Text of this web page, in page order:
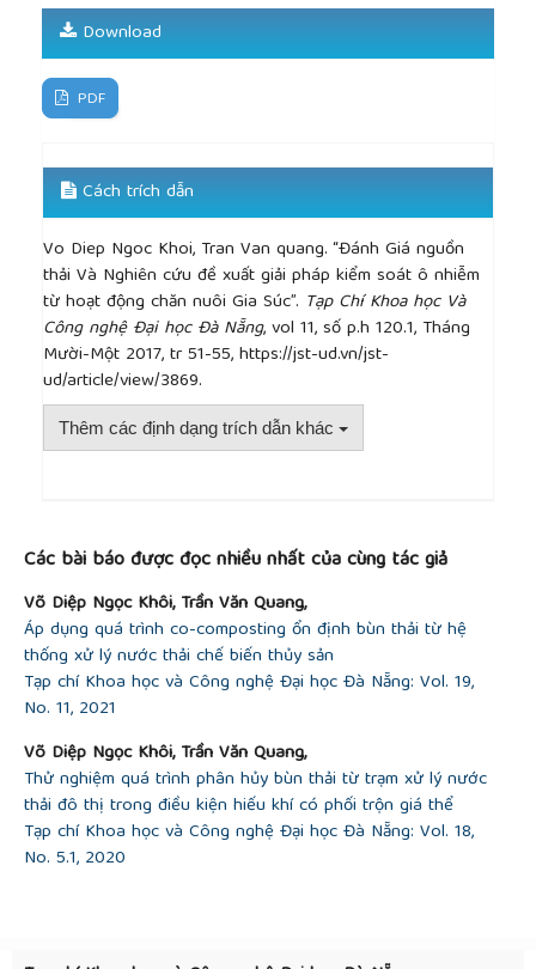
Download
PDF
Cách trích dẫn
Vo Diep Ngoc Khoi, Tran Van quang. “Đánh Giá nguồn
thải Và Nghiên cứu đề xuất giải pháp kiểm soát ô nhiễm
từ hoạt động chăn nuôi Gia Súc”. Tạp Chí Khoa học Và
Công nghệ Đại học Đà Nẵng, vol 11, số p.h 120.1, Tháng
Mười-Một 2017, tr 51-55, https://jst-ud.vn/jst-
ud/article/view/3869.
Thêm các định dạng trích dẫn khác
Các bài báo được đọc nhiều nhất của cùng tác giả
Võ Diệp Ngọc Khôi, Trần Văn Quang,
Áp dụng quá trình co-composting ổn định bùn thải từ hệ
thống xử lý nước thải chế biến thủy sản
Tạp chí Khoa học và Công nghệ Đại học Đà Nẵng: Vol. 19,
No. 11, 2021
Võ Diệp Ngọc Khôi, Trần Văn Quang,
Thử nghiệm quá trình phân hủy bùn thải từ trạm xử lý nước
thải đô thị trong điều kiện hiếu khí có phối trộn giá thể
Tạp chí Khoa học và Công nghệ Đại học Đà Nẵng: Vol. 18,
No. 5.1, 2020